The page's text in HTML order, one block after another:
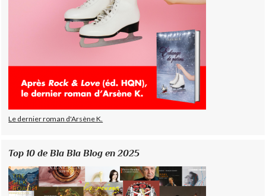
Le dernier roman d'Arsène K.
Top 10 de Bla Bla Blog en 2025